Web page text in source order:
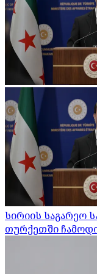
სირიის საგარეო
თურქეთში